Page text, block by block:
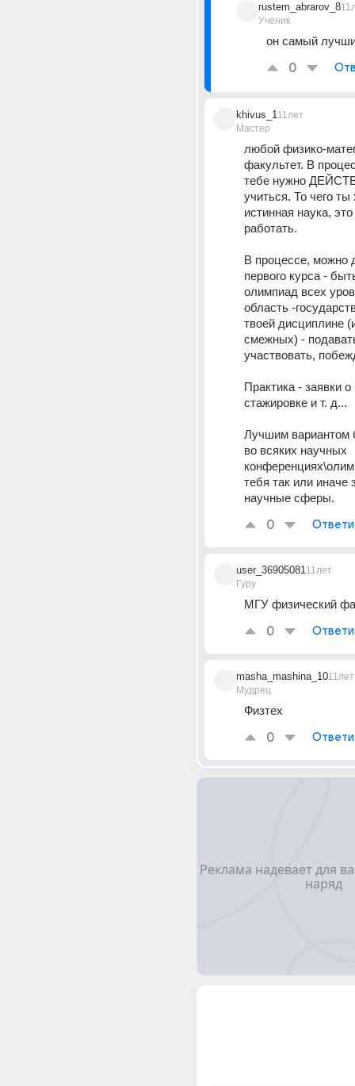
rustem_abrarov_8
Ученик
он самый
0
khivus_1
Мастер
11лет
любой физико-
факультет. В
тебе нужно
учиться. То чего
истинная наука,
работать.
В процессе, можно
первого курса -
олимпиад всех
область -
твоей дисциплине
смежных) -
участвовать,
Практика - заявки о
стажировке и т. д...
Лучшим вариантом
во всяких научных
тебя так или иначе
научные сферы.
0
user_36905081
Гуру
11лет
МГУ физический
0
masha_mashina_10
Мудрец
11лет
Физтех
0